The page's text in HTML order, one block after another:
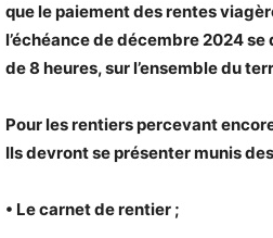
que le paiement des rentes
l’échéance de décembre 2024
de 8 heures, sur l’ensemble du
Pour les rentiers percevant
Ils devront se présenter munis
• Le carnet de rentier ;